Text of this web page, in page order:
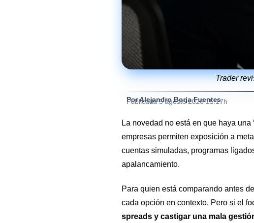
Trader
Por Alejandro Borja Fuentes
Publicada 5 agosto 2026 15:17h
La novedad no está en que haya
empresas permiten exposición a
cuentas simuladas, programas
apalancamiento.
Para quien está comparando antes
cada opción en contexto. Pero si el
spreads y castigar una mala